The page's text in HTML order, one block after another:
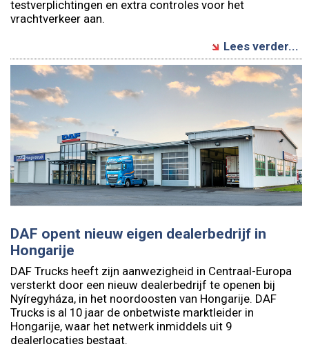
testverplichtingen en extra controles voor het
vrachtverkeer aan.
Lees verder...
DAF opent nieuw eigen dealerbedrijf in
Hongarije
DAF Trucks heeft zijn aanwezigheid in Centraal-Europa
versterkt door een nieuw dealerbedrijf te openen bij
Nyíregyháza, in het noordoosten van Hongarije. DAF
Trucks is al 10 jaar de onbetwiste marktleider in
Hongarije, waar het netwerk inmiddels uit 9
dealerlocaties bestaat.